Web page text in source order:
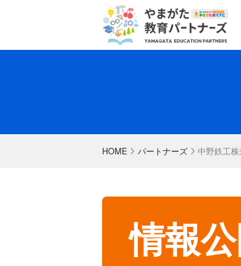
HOME パートナーズ 中野鉄工
情報